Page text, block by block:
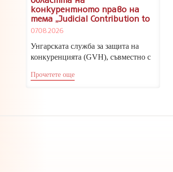
конкурентното право на
тема „Judicial Contribution to
Effective Deterrence and
Proportionate Sanctioning”,
Будапеща, 19 и 20 ноември
2026 г.
07.08.2026
Унгарската служба за защита на
конкуренцията (GVH), съвместно с
(RCC) в...
Прочетете още